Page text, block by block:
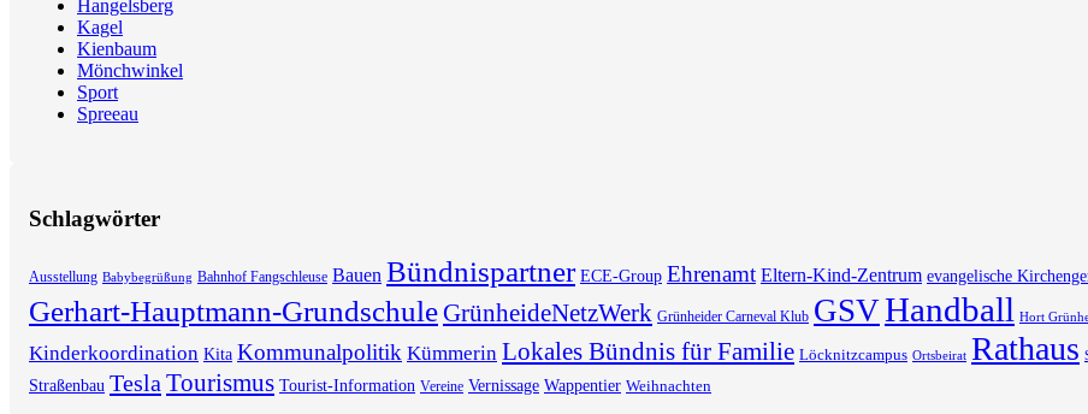
Hangelsberg
Kagel
Kienbaum
Mönchwinkel
Sport
Spreeau
Schlagwörter
Ausstellung Babybegrüßung Bahnhof Fangschleuse Bauen Bündnispartner ECE-Group Ehrenamt Eltern-Kind-Zentrum evangelische
Gerhart-Hauptmann-GrundschuleGrünheideNetzWerk Grünheider Carneval Klub GSVHandball Hort
Kinderkoordination Kita Kommunalpolitik Kümmerin Lokales Bündnis für Familie Löcknitzcampus Ortsbeirat Rathaus
Straßenbau TeslaTourismus Tourist-Information Vereine Vernissage Wappentier Weihnachten